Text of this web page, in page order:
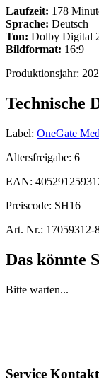
Laufzeit: 178
Sprache: Deutsch
Ton: Dolby Digital
Bildformat: 16:9
Produktionsjahr:
Technische
Label: OneGate
Altersfreigabe: 6
EAN:
Preiscode: SH16
Art. Nr.: 17059312-
Das könnte
Bitte warten...
Service Kontakt